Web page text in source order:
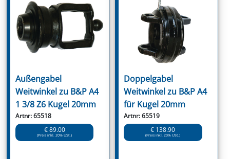
Außengabel
Weitwinkel zu B&P A4
1 3/8 Z6 Kugel 20mm
Artnr: 65518
€ 89.00
(Preis inkl. 20% USt.)
Doppelgabel
Weitwinkel zu B&P A4
für Kugel 20mm
Artnr: 65519
€ 138.90
(Preis inkl. 20% USt.)